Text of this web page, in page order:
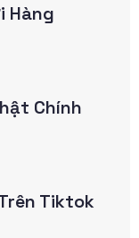
Hàng
Chính
Tiktok